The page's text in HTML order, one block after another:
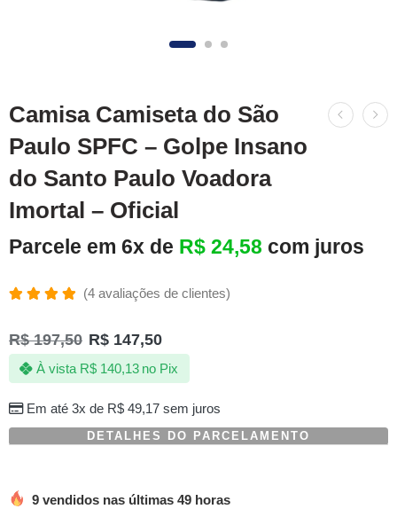
Camisa Camiseta do São
Paulo SPFC – Golpe Insano
do Santo Paulo Voadora
Imortal – Oficial
Parcele em 6x de R$ 24,58 com juros
5.00de 5,
com
baseado
em
de
clientes
(4avaliações de clientes)
R$197,50 R$ 147,50
Em até 3x de R$49,17sem juros
À vista R$140,13 no Pix
DETALHES DO PARCELAMENTO
9 vendidos nas últimas 49 horas